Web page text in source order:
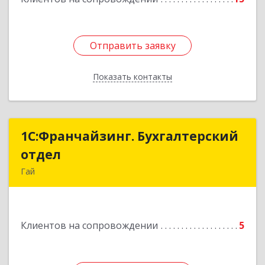
Отправить заявку
Показать контакты
Отправить заявку
Назад
1С:Франчайзинг. Бухгалтерский
отдел
Гай
Клиентов на сопровождении 5
1С:Франчайзинг. Бухгалтерский
Подробнее